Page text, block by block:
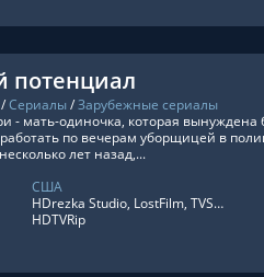
потенциал
/Сериалы/Зарубежные сериалы
- мать-одиночка, которая
по вечерам уборщицей в
лет назад,...
США
HDrezka Studio, LostFilm, TVShows, Оригинальный, LE-Production, ViruseProject
HDTVRip